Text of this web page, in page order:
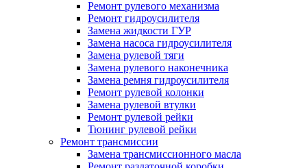
Ремонт рулевого механизма
Ремонт гидроусилителя
Замена жидкости ГУР
Замена насоса гидроусилителя
Замена рулевой тяги
Замена рулевого наконечника
Замена ремня гидроусилителя
Ремонт рулевой колонки
Замена рулевой втулки
Ремонт рулевой рейки
Тюнинг рулевой рейки
Ремонт трансмиссии
Замена трансмиссионного масла